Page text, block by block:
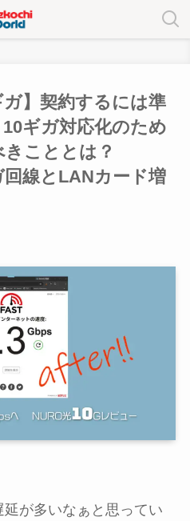
ガ】契約するには準
ギガ対応化のため
こととは？
回線とLANカード増
が多いなぁと思ってい